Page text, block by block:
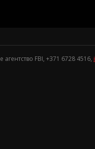
FBI, +371 6728 4516,